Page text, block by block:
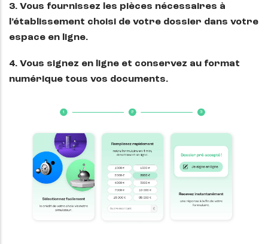
3. Vous fournissez les pièces nécessaires à
l’établissement choisi de votre dossier dans votre
espace en ligne.
4. Vous signez en ligne et conservez au format
numérique tous vos documents.